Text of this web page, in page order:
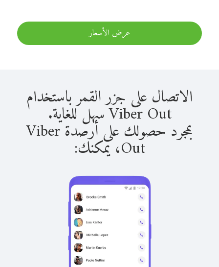
عرض الأسعار
الاتصال على جزر القمر باستخدام
Viber Out سهل للغاية.
بمجرد حصولك على أرصدة Viber
Out، يمكنك: